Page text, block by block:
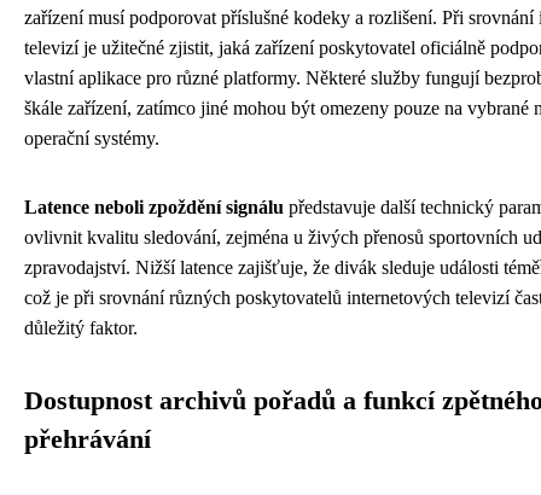
zařízení musí podporovat příslušné kodeky a rozlišení. Při srovnání
televizí je užitečné zjistit, jaká zařízení poskytovatel oficiálně
vlastní aplikace pro různé platformy. Některé služby fungují
škále zařízení, zatímco jiné mohou být omezeny pouze na vybrané
operační systémy.
Latence neboli zpoždění signálu představuje další technický
ovlivnit kvalitu sledování, zejména u živých přenosů sportovních
zpravodajství. Nižší latence zajišťuje, že divák sleduje události
což je při srovnání různých poskytovatelů internetových televizí
důležitý faktor.
Dostupnost archivů pořadů a funkcí
přehrávání